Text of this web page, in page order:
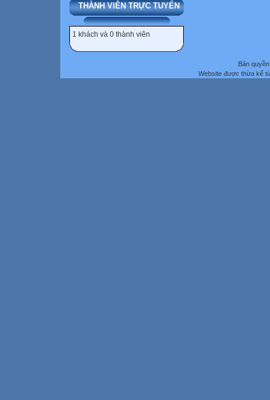
THÀNH VIÊN TRỰC TUYẾN
1 khách và 0 thành viên
Bản
Website được thừa kế